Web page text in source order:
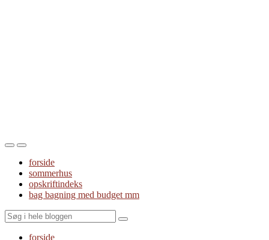
Toggle
mobile
menu
Toggle
the
search
field
forside
sommerhus
opskriftindeks
bag bagning med budget mm
Search
forside